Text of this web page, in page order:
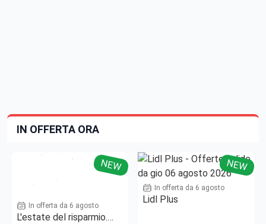
IN OFFERTA ORA
NEW
In offerta da 6 agosto
L'estate del risparmio.
NEW
In offerta da 6 agosto
Lidl Plus